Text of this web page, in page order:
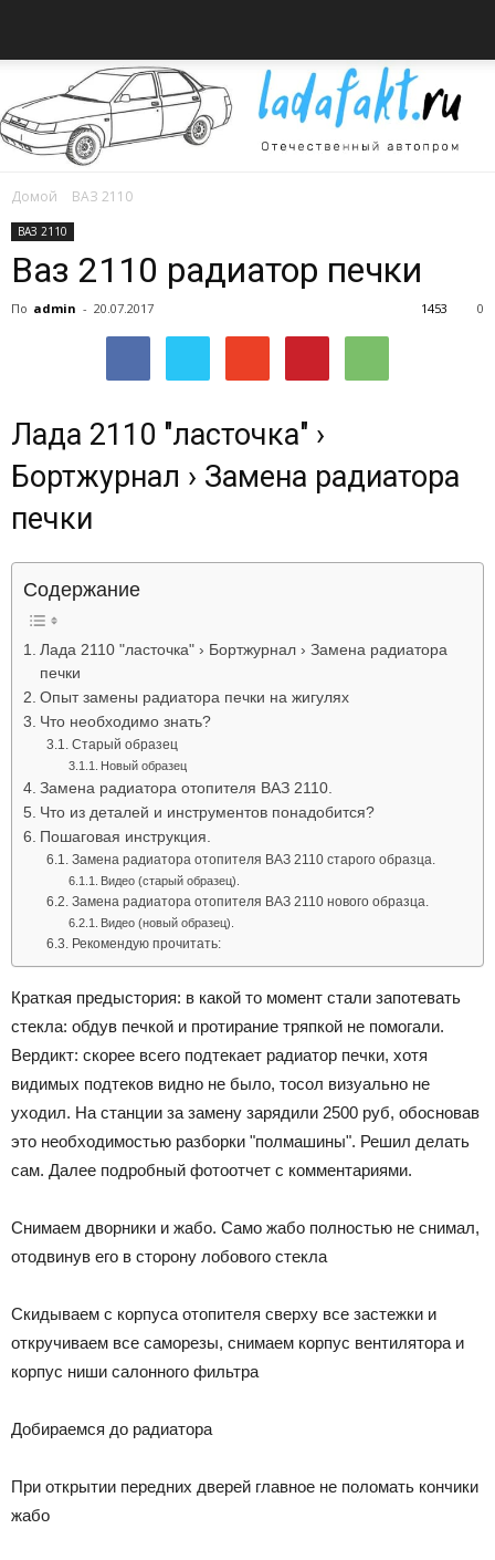
автомобилях
Домой ВАЗ 2110
ВАЗ 2110
Ваз 2110 радиатор печки
По admin - 20.07.2017 0
1453
Лада 2110 "ласточка" ›
Бортжурнал › Замена радиатора
печки
Содержание
Лада 2110 "ласточка" › Бортжурнал › Замена радиатора
печки
Опыт замены радиатора печки на жигулях
Что необходимо знать?
Старый образец
Новый образец
Замена радиатора отопителя ВАЗ 2110.
Что из деталей и инструментов понадобится?
Пошаговая инструкция.
Замена радиатора отопителя ВАЗ 2110 старого образца.
Видео (старый образец).
Замена радиатора отопителя ВАЗ 2110 нового образца.
Видео (новый образец).
Рекомендую прочитать:
Краткая предыстория: в какой то момент стали запотевать
стекла: обдув печкой и протирание тряпкой не помогали.
Вердикт: скорее всего подтекает радиатор печки, хотя
видимых подтеков видно не было, тосол визуально не
уходил. На станции за замену зарядили 2500 руб, обосновав
это необходимостью разборки "полмашины". Решил делать
сам. Далее подробный фотоотчет с комментариями.
Снимаем дворники и жабо. Само жабо полностью не снимал,
отодвинув его в сторону лобового стекла
Скидываем с корпуса отопителя сверху все застежки и
откручиваем все саморезы, снимаем корпус вентилятора и
корпус ниши салонного фильтра
Добираемся до радиатора
При открытии передних дверей главное не поломать кончики
жабо